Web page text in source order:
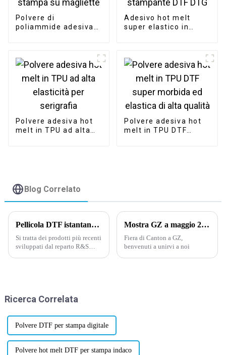
Polvere di
poliammide adesiva
Adesivo hot melt
super elastico in
Polvere adesiva hot
melt in TPU ad alta
Polvere adesiva hot
melt in TPU DTF
Blog Correlato
Pellicola DTF istantanea a caldo per la stampa digitale.
Si tratta dei prodotti più recenti
sviluppati dal reparto R&S
formato personalizzato.
Mostra GZ a maggio 2024
Fiera di Canton a GZ,
benvenuti a unirvi a noi
Ricerca Correlata
Polvere DTF per stampa digitale
Polvere hot melt DTF per stampa indaco